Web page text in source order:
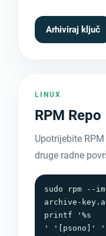
Arhiviraj ključ
LINUX
RPM Repo
Upotrijebite
druge radne
sudo rpm --
archive-
printf '%s
' '[psono]'